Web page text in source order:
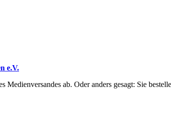
e.V.
ab. Oder anders gesagt: Sie